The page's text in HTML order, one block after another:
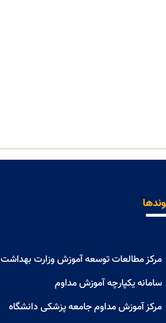
مرکز مطالعات توسعه آموزش وزارت بهداشت
سامانه یکپارچه آموزش مداوم
مرکز آموزش مداوم جامعه پزشکی دانشگاه